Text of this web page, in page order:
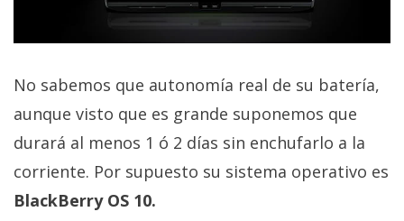
No sabemos que autonomía real de su batería,
aunque visto que es grande suponemos que
durará al menos 1 ó 2 días sin enchufarlo a la
corriente. Por supuesto su sistema operativo es
BlackBerry OS 10.